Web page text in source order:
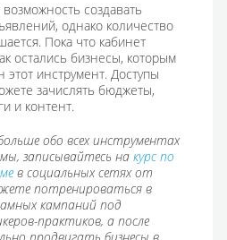
создавать
однако количество
Пока что кабинет
остались бизнесы, которым
инструмент. Доступы
зачислять бюджеты,
и контент.
обо всех инструментах
записывайтесь на курс по
в социальных сетях от
потренироваться в
кампаний под
практиков, а после